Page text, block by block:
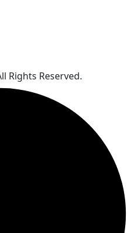
Rights Reserved.